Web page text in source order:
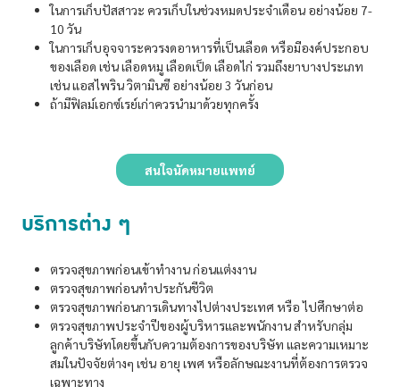
ในการเก็บปัสสาวะ ควรเก็บในช่วงหมดประจำเดือน อย่างน้อย 7-
10 วัน
ในการเก็บอุจจาระควรงดอาหารที่เป็นเลือด หรือมีองค์ประกอบ
ของเลือด เช่น เลือดหมู เลือดเป็ด เลือดไก่ รวมถึงยาบางประเภท
เช่น แอสไพริน วิตามินซี อย่างน้อย 3 วันก่อน
ถ้ามีฟิลม์เอกซ์เรย์เก่าควรนำมาด้วยทุกครั้ง
สนใจนัดหมายแพทย์
บริการต่าง ๆ
ตรวจสุขภาพก่อนเข้าทำงาน ก่อนแต่งงาน
ตรวจสุขภาพก่อนทำประกันชีวิต
ตรวจสุขภาพก่อนการเดินทางไปต่างประเทศ หรือ ไปศึกษาต่อ
ตรวจสุขภาพประจำปีของผู้บริหารและพนักงาน สำหรับกลุ่ม
ลูกค้าบริษัทโดยขึ้นกับความต้องการของบริษัท และความเหมาะ
สมในปัจจัยต่างๆ เช่น อายุ เพศ หรือลักษณะงานที่ต้องการตรวจ
เฉพาะทาง